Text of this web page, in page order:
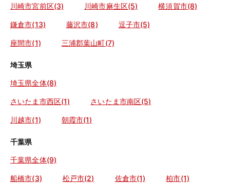
川崎市宮前区(3) 川崎市麻生区(5) 横須賀市(8)
鎌倉市(13) 藤沢市(8) 逗子市(5)
座間市(1) 三浦郡葉山町(7)
埼玉県
埼玉県全体(8)
さいたま市西区(1) さいたま市南区(5)
川越市(1) 朝霞市(1)
千葉県
千葉県全体(9)
船橋市(3) 松戸市(2) 佐倉市(1) 柏市(1)